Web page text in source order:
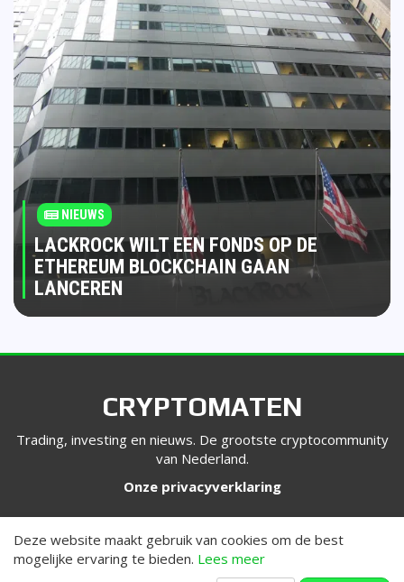
NIEUWS
LACKROCK WILT EEN FONDS OP DE
ETHEREUM BLOCKCHAIN GAAN
LANCEREN
CRYPTOMATEN
Trading, investing en nieuws. De grootste cryptocommunity
van Nederland.
Onze privacyverklaring
VOLG ONS
Deze website maakt gebruik van cookies om de best
mogelijke ervaring te bieden. Lees meer